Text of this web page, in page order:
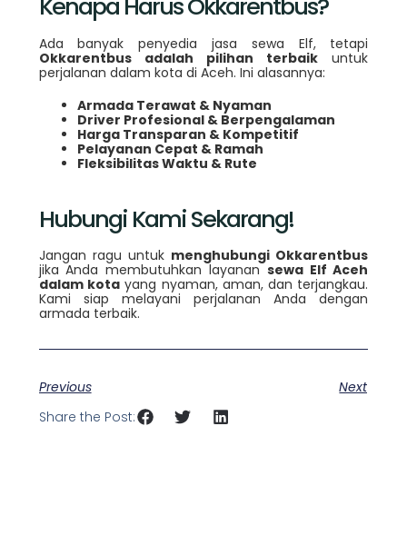
Kenapa Harus Okkarentbus?
Ada banyak penyedia jasa sewa Elf, tetapi
Okkarentbus adalah pilihan terbaik untuk
perjalanan dalam kota di Aceh. Ini alasannya:
Armada Terawat & Nyaman
Driver Profesional & Berpengalaman
Harga Transparan & Kompetitif
Pelayanan Cepat & Ramah
Fleksibilitas Waktu & Rute
Hubungi Kami Sekarang!
Jangan ragu untuk menghubungi Okkarentbus
jika Anda membutuhkan layanan sewa Elf Aceh
dalam kotayang nyaman, aman, dan terjangkau.
Kami siap melayani perjalanan Anda dengan
armada terbaik.
Previous
Next
Share the Post: